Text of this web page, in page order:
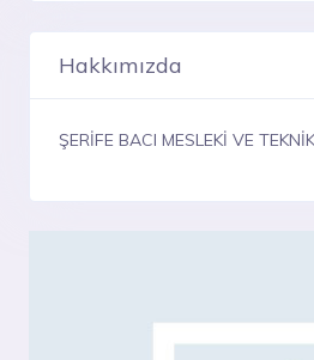
Hakkımızda
ŞERİFE BACI MESLEKİ VE